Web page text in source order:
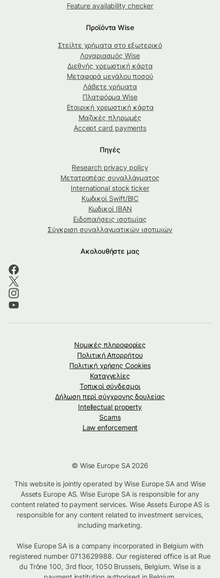
Feature availability checker
Προϊόντα Wise
Στείλτε χρήματα στο εξωτερικό
Λογαριασμός Wise
Διεθνής χρεωστική κάρτα
Μεταφορά μεγάλου ποσού
Λάβετε χρήματα
Πλατφόρμα Wise
Εταιρική χρεωστική κάρτα
Μαζικές πληρωμές
Accept card payments
Πηγές
Research privacy policy
Μετατροπέας συναλλάγματος
International stock ticker
Κωδικοί Swift/BIC
Κωδικοί IBAN
Ειδοποιήσεις ισοτιμίας
Σύγκριση συναλλαγματικών ισοτιμιών
Ακολουθήστε μας
Νομικές πληροφορίες
Πολιτική Απορρήτου
Πολιτική χρήσης Cookies
Καταγγελίες
Τοπικοί σύνδεσμοι
Δήλωση περί σύγχρονης δουλείας
Intellectual property
Scams
Law enforcement
© Wise Europe SA 2026
This website is jointly operated by Wise Europe SA and Wise
Assets Europe AS. Wise Europe SA is responsible for any
content related to payment services. Wise Assets Europe AS is
responsible for any content related to investment services,
including marketing.
Wise Europe SA is a company incorporated in Belgium with
registered number 0713629988. Our registered office is at Rue
du Trône 100, 3rd floor, 1050 Brussels, Belgium. Wise is a